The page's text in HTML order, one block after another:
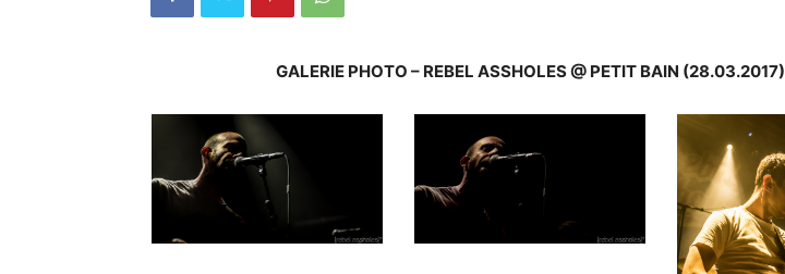
GALERIE PHOTO – REBEL ASSHOLES @ PETIT BAIN (28.03.2017)